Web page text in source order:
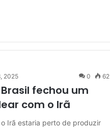
2025 0 62
fechou um
com o Irã
Irã estaria perto de produzir